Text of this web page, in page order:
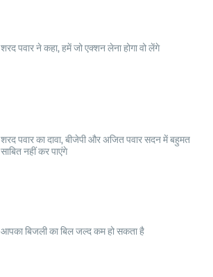
शरद पवार ने कहा, हमें जो एक्शन लेना होगा वो लेंगे
शरद पवार का दावा, बीजेपी और अजित पवार सदन में बहुमत
साबित नहीं कर पाएंगे
आपका बिजली का बिल जल्द कम हो सकता है